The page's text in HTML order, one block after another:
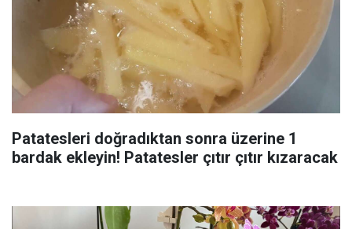
Patatesleri doğradıktan sonra üzerine 1
bardak ekleyin! Patatesler çıtır çıtır kızaracak